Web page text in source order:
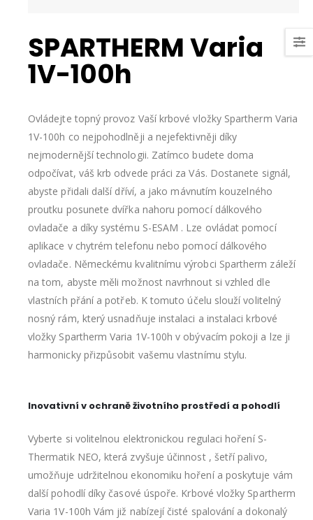
SPARTHERM Varia
1V-100h
Ovládejte topný provoz Vaší krbové vložky Spartherm Varia
1V-100h co nejpohodlněji a nejefektivněji díky
nejmodernější technologii. Zatímco budete doma
odpočívat, váš krb odvede práci za Vás. Dostanete signál,
abyste přidali další dříví, a jako mávnutím kouzelného
proutku posunete dvířka nahoru pomocí dálkového
ovladače a díky systému S-ESAM . Lze ovládat pomocí
aplikace v chytrém telefonu nebo pomocí dálkového
ovladače. Německému kvalitnímu výrobci Spartherm záleží
na tom, abyste měli možnost navrhnout si vzhled dle
vlastních přání a potřeb. K tomuto účelu slouží volitelný
nosný rám, který usnadňuje instalaci a instalaci krbové
vložky Spartherm Varia 1V-100h v obývacím pokoji a lze ji
harmonicky přizpůsobit vašemu vlastnímu stylu.
Inovativní v ochraně životního prostředí a pohodlí
Vyberte si volitelnou elektronickou regulaci hoření S-
Thermatik NEO, která zvyšuje účinnost , šetří palivo,
umožňuje udržitelnou ekonomiku hoření a poskytuje vám
další pohodlí díky časové úspoře. Krbové vložky Spartherm
Varia 1V-100h Vám již nabízejí čisté spalování a dokonalý